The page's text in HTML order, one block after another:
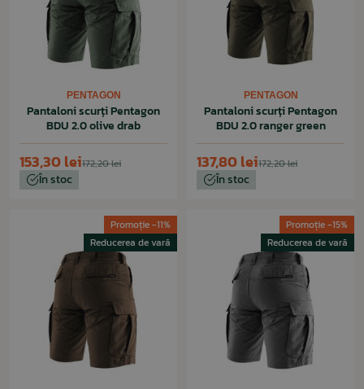
PENTAGON
Pantaloni scurți Pentagon
BDU 2.0 olive drab
172,20 lei
153,30 lei
În stoc
PENTAGON
Pantaloni scurți Pentagon
BDU 2.0 ranger green
172,20 lei
137,80 lei
În stoc
Promoție -11%
Reducerea de vară
Promoție -15%
Reducerea de vară